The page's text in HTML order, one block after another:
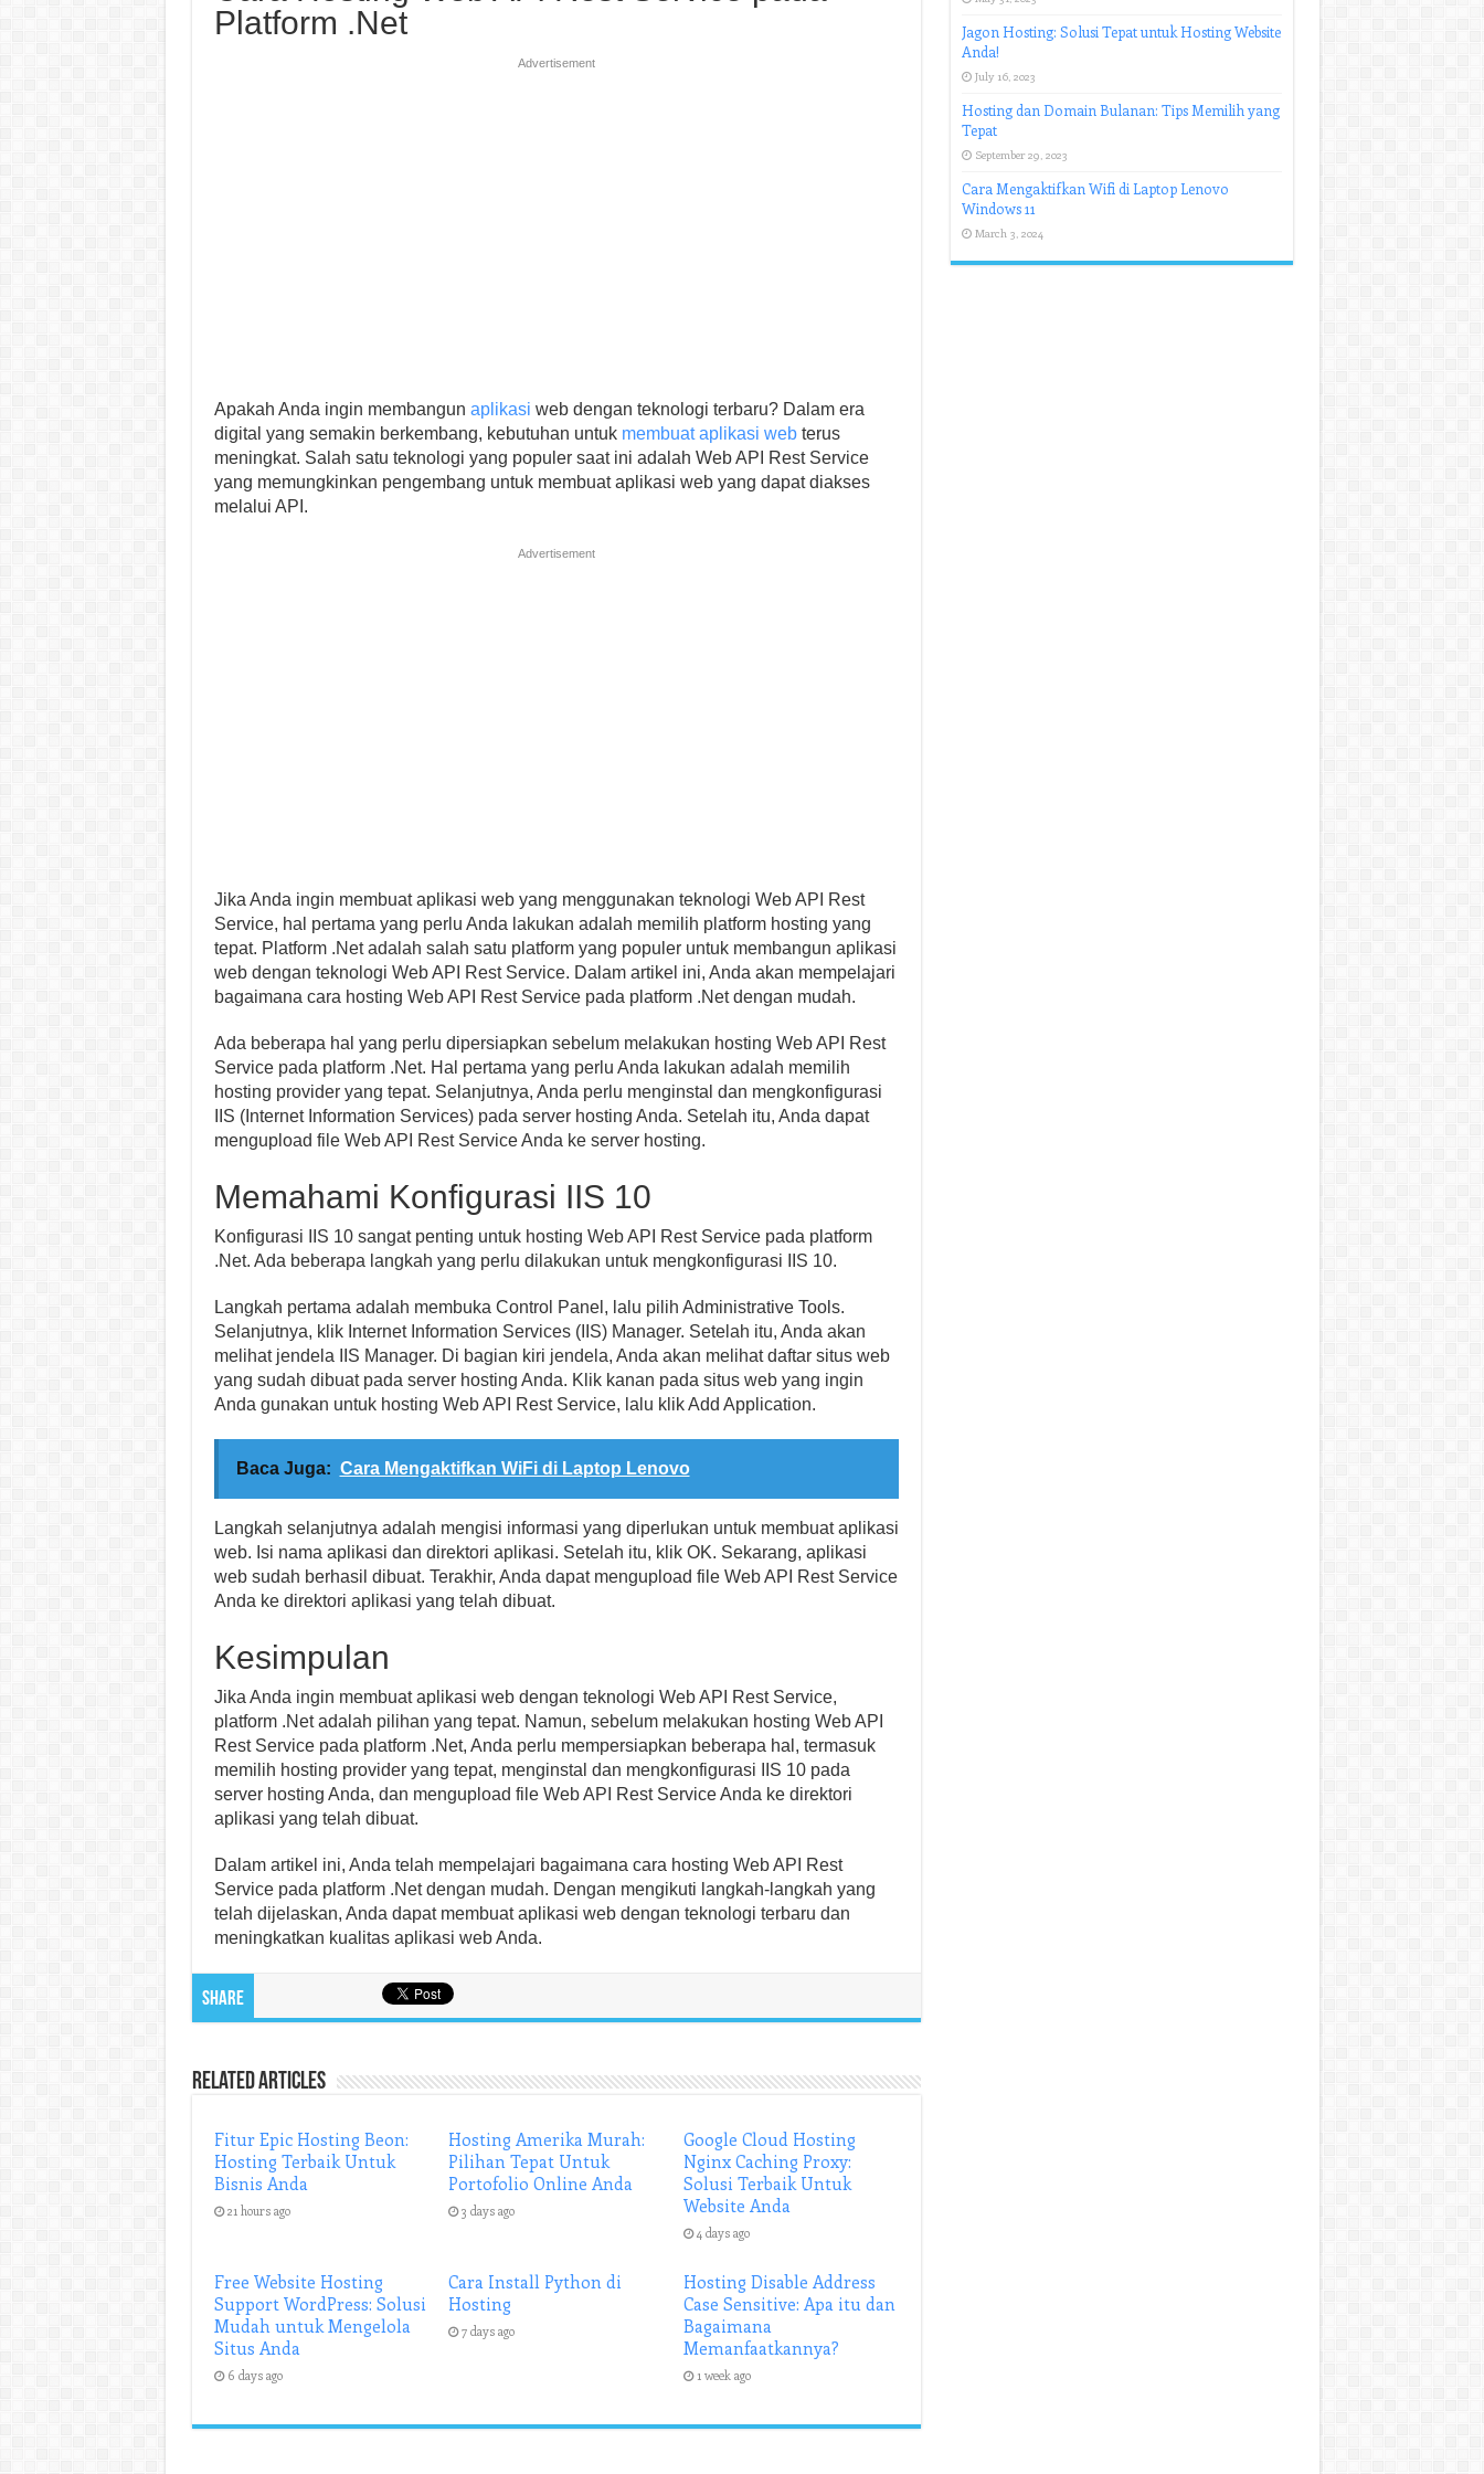
Platform .Net
Advertisement
Apakah Anda ingin membangun aplikasi web dengan teknologi terbaru? Dalam era
digital yang semakin berkembang, kebutuhan untuk membuat aplikasi webterus
meningkat. Salah satu teknologi yang populer saat ini adalah Web API Rest Service
yang memungkinkan pengembang untuk membuat aplikasi web yang dapat diakses
melalui API.
Advertisement
Jika Anda ingin membuat aplikasi web yang menggunakan teknologi Web API Rest
Service, hal pertama yang perlu Anda lakukan adalah memilih platform hosting yang
tepat. Platform .Net adalah salah satu platform yang populer untuk membangun aplikasi
web dengan teknologi Web API Rest Service. Dalam artikel ini, Anda akan mempelajari
bagaimana cara hosting Web API Rest Service pada platform .Net dengan mudah.
Ada beberapa hal yang perlu dipersiapkan sebelum melakukan hosting Web API Rest
Service pada platform .Net. Hal pertama yang perlu Anda lakukan adalah memilih
hosting provider yang tepat. Selanjutnya, Anda perlu menginstal dan mengkonfigurasi
IIS (Internet Information Services) pada server hosting Anda. Setelah itu, Anda dapat
mengupload file Web API Rest Service Anda ke server hosting.
Memahami Konfigurasi IIS 10
Konfigurasi IIS 10 sangat penting untuk hosting Web API Rest Service pada platform
.Net. Ada beberapa langkah yang perlu dilakukan untuk mengkonfigurasi IIS 10.
Langkah pertama adalah membuka Control Panel, lalu pilih Administrative Tools.
Selanjutnya, klik Internet Information Services (IIS) Manager. Setelah itu, Anda akan
melihat jendela IIS Manager. Di bagian kiri jendela, Anda akan melihat daftar situs web
yang sudah dibuat pada server hosting Anda. Klik kanan pada situs web yang ingin
Anda gunakan untuk hosting Web API Rest Service, lalu klik Add Application.
Baca Juga: Cara Mengaktifkan WiFi di Laptop Lenovo
Langkah selanjutnya adalah mengisi informasi yang diperlukan untuk membuat aplikasi
web. Isi nama aplikasi dan direktori aplikasi. Setelah itu, klik OK. Sekarang, aplikasi
web sudah berhasil dibuat. Terakhir, Anda dapat mengupload file Web API Rest Service
Anda ke direktori aplikasi yang telah dibuat.
Kesimpulan
Jika Anda ingin membuat aplikasi web dengan teknologi Web API Rest Service,
platform .Net adalah pilihan yang tepat. Namun, sebelum melakukan hosting Web API
Rest Service pada platform .Net, Anda perlu mempersiapkan beberapa hal, termasuk
memilih hosting provider yang tepat, menginstal dan mengkonfigurasi IIS 10 pada
server hosting Anda, dan mengupload file Web API Rest Service Anda ke direktori
aplikasi yang telah dibuat.
Dalam artikel ini, Anda telah mempelajari bagaimana cara hosting Web API Rest
Service pada platform .Net dengan mudah. Dengan mengikuti langkah-langkah yang
telah dijelaskan, Anda dapat membuat aplikasi web dengan teknologi terbaru dan
meningkatkan kualitas aplikasi web Anda.
Share
Related Articles
Fitur Epic Hosting Beon:
Hosting Terbaik Untuk
Bisnis Anda
21 hours ago
Hosting Amerika Murah:
Pilihan Tepat Untuk
Portofolio Online Anda
3 days ago
Google Cloud Hosting
Nginx Caching Proxy:
Solusi Terbaik Untuk
Website Anda
4 days ago
Free Website Hosting
Support WordPress: Solusi
Mudah untuk Mengelola
Situs Anda
6 days ago
Cara Install Python di
Hosting
7 days ago
Hosting Disable Address
Case Sensitive: Apa itu dan
Bagaimana
Memanfaatkannya?
1 week ago
Jagon Hosting: Solusi Tepat untuk Hosting Website
Anda!
July 16, 2023
Hosting dan Domain Bulanan: Tips Memilih yang
Tepat
September 29, 2023
Cara Mengaktifkan Wifi di Laptop Lenovo
Windows 11
March 3, 2024